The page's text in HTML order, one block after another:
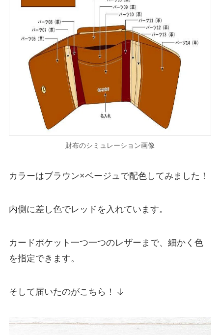
財布のシミュレーション画像
カラーはブラウン×ベージュで配色してみました！
内側に差し色でレッドを入れています。
カードポケット一つ一つのレザーまで、細かく色
を指定できます。
そして届いたのがこちら！